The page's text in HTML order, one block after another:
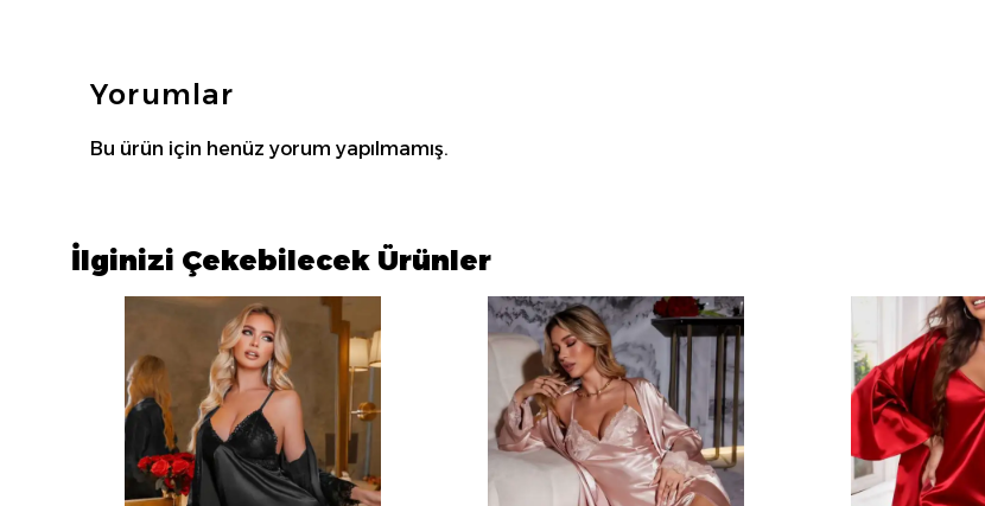
Yorumlar
Bu ürün için henüz yorum yapılmamış.
İlginizi Çekebilecek Ürünler